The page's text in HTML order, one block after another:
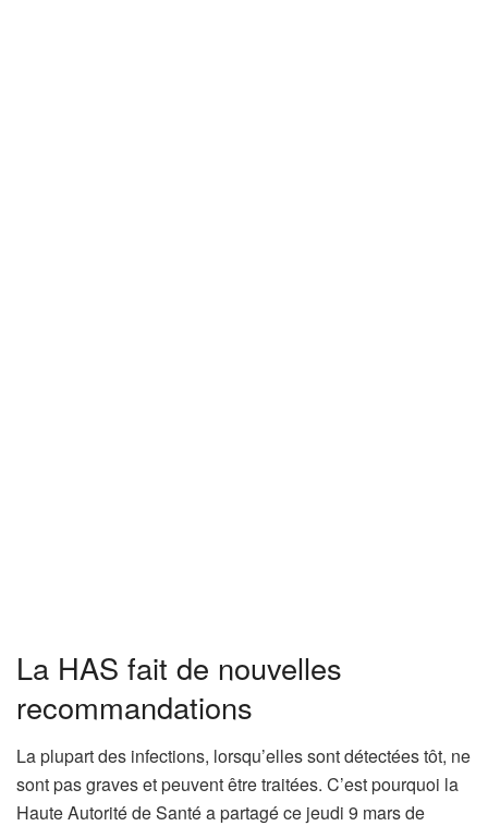
La HAS fait de nouvelles
recommandations
La plupart des infections, lorsqu’elles sont détectées tôt, ne
sont pas graves et peuvent être traitées. C’est pourquoi la
Haute Autorité de Santé a partagé ce jeudi 9 mars de